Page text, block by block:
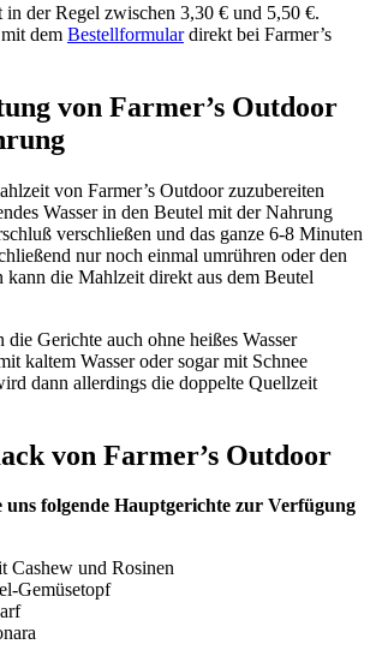
der Regel zwischen 3,30 € und 5,50 €.
dem Bestellformulardirekt bei Farmer’s
von Farmer’s Outdoor
von Farmer’s Outdoor zuzubereiten
Wasser in den Beutel mit der Nahrung
verschließen und das ganze 6-8 Minuten
nur noch einmal umrühren oder den
kann die Mahlzeit direkt aus dem Beutel
Gerichte auch ohne heißes Wasser
kaltem Wasser oder sogar mit Schnee
dann allerdings die doppelte Quellzeit
von Farmer’s Outdoor
uns folgende Hauptgerichte zur Verfügung
Cashew und Rosinen
Gemüsetopf